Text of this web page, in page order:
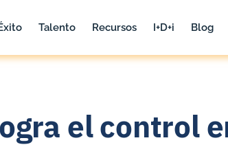
Talento Recursos I+D+i Blog
el control